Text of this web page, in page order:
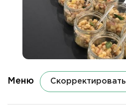
Меню Скорректировать